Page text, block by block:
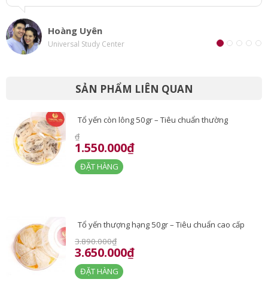
Hoàng Uyên
Universal Study Center
SẢN PHẨM LIÊN QUAN
Tổ yến còn lông 50gr – Tiêu chuẩn thường
₫
1.550.000₫
ĐẶT HÀNG
Tổ yến thượng hạng 50gr – Tiêu chuẩn cao cấp
3.890.000₫
3.650.000₫
ĐẶT HÀNG